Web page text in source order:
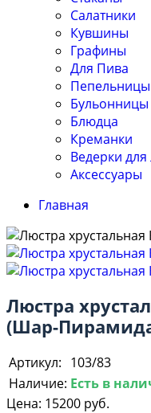
Салатники
Кувшины
Графины
Для Пива
Пепельницы
Бульонницы
Блюдца
Креманки
Ведерки для
Аксессуары
Главная
Люстра
(Шар-
Артикул: 103/83
Наличие: Есть в
Цена: 15200 руб.